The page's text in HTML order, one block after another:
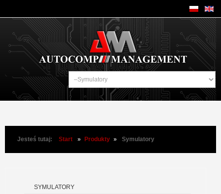
Jesteś tutaj: Start » Produkty » Symulatory
SYMULATORY